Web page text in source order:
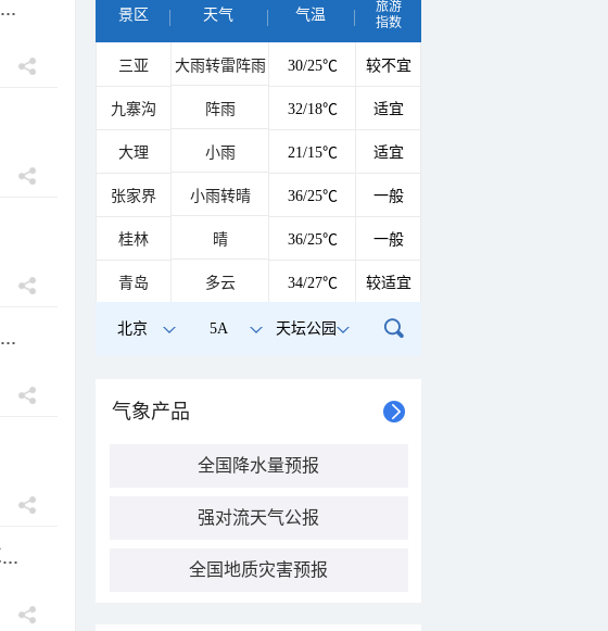
景区 天气 气温
旅游
指数
三亚 大雨转雷阵雨 30/25℃ 较不宜
九寨沟 阵雨 32/18℃ 适宜
大理 小雨 21/15℃ 适宜
张家界 小雨转晴 36/25℃ 一般
桂林 晴 36/25℃ 一般
青岛 多云 34/27℃ 较适宜
北京 5A 天坛公园
气象产品
全国降水量预报
强对流天气公报
全国地质灾害预报